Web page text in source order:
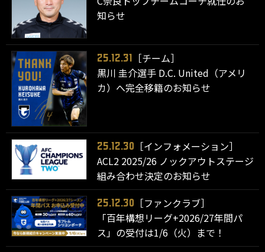
知らせ
25.12.31
［チーム］
黒川 圭介選手 D.C. United（アメリ
カ）へ完全移籍のお知らせ
25.12.30
［インフォメーション］
ACL2 2025/26 ノックアウトステージ
組み合わせ決定のお知らせ
25.12.30
［ファンクラブ］
「百年構想リーグ+2026/27年間パ
ス」の受付は1/6（火）まで！